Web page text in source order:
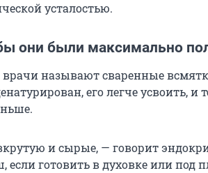
усталостью.
они были максимально
называют сваренные
его легче усвоить, и
и сырые, — говорит
готовить в духовке или под